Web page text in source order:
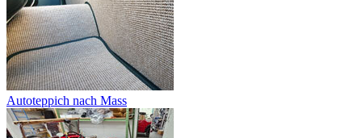
Autoteppich nach Mass